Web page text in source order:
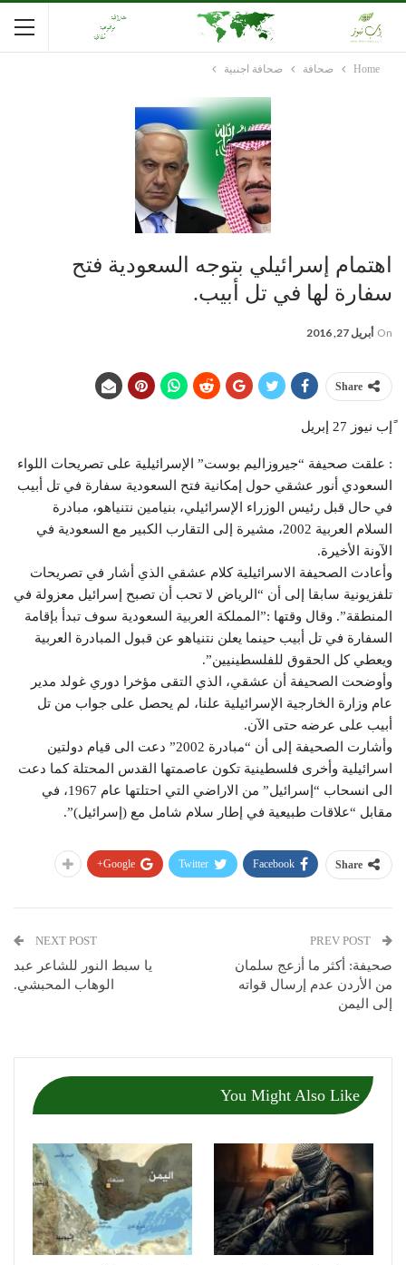
Home صحافة صحافة اجنبية
اهتمام إسرائيلي بتوجه السعودية فتح
سفارة لها في تل أبيب.
On أبريل 27, 2016
Share
ًإب نيوز 27 إبريل
: علقت صحيفة “جيروزاليم بوست” الإسرائيلية على تصريحات اللواء
السعودي أنور عشقي حول إمكانية فتح السعودية سفارة في تل أبيب
في حال قبل رئيس الوزراء الإسرائيلي، بنيامين نتنياهو، مبادرة
السلام العربية 2002، مشيرة إلى التقارب الكبير مع السعودية في
الآونة الأخيرة.
وأعادت الصحيفة الاسرائيلية كلام عشقي الذي أشار في تصريحات
تلفزيونية سابقا إلى أن “الرياض لا تحب أن تصبح إسرائيل معزولة في
المنطقة”. وقال وقتها :”المملكة العربية السعودية سوف تبدأ بإقامة
السفارة في تل أبيب حينما يعلن نتنياهو عن قبول المبادرة العربية
ويعطي كل الحقوق للفلسطينيين”.
وأوضحت الصحيفة أن عشقي، الذي التقى مؤخرا دوري غولد مدير
عام وزارة الخارجية الإسرائيلية علنا، لم يحصل على جواب من تل
أبيب على عرضه حتى الآن.
وأشارت الصحيفة إلى أن “مبادرة 2002” دعت الى قيام دولتين
اسرائيلية وأخرى فلسطينية تكون عاصمتها القدس المحتلة كما دعت
الى انسحاب “إسرائيل” من الاراضي التي احتلتها عام 1967، في
مقابل “علاقات طبيعية في إطار سلام شامل مع (إسرائيل)”.
Share
Facebook
Twitter
Google+
صحيفة: أكثر ما أزعج سلمان
من الأردن عدم إرسال قواته
إلى اليمن
NEXT POST
يا سبط النور للشاعر عبد
الوهاب المحبشي.
You Might Also Like